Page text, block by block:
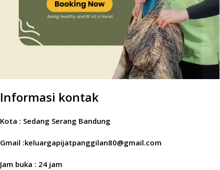
Informasi kontak
Kota : Sedang Serang Bandung
Gmail :keluargapijatpanggilan80@gmail.com
Jam buka : 24 jam